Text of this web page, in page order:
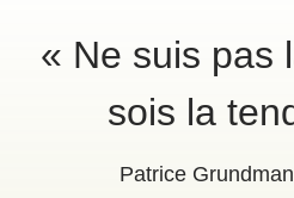
« Ne suis pas
sois la
Patrice